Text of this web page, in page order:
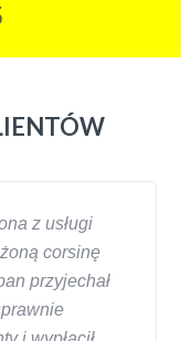
z usługi
corsinę
przyjechał